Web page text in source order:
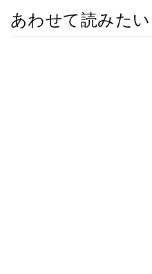
あわせて読みたい